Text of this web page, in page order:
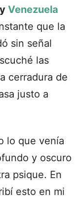
Venezuela
que la
sin señal
las
cerradura de
justo a
lo que venía
y oscuro
psique. En
esto en mi